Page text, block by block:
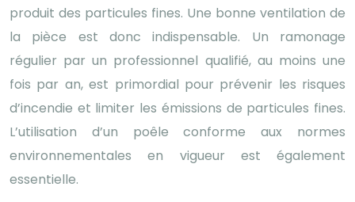
produit des particules fines. Une bonne ventilation de
la pièce est donc indispensable. Un ramonage
régulier par un professionnel qualifié, au moins une
fois par an, est primordial pour prévenir les risques
d’incendie et limiter les émissions de particules fines.
L’utilisation d’un poêle conforme aux normes
environnementales en vigueur est également
essentielle.